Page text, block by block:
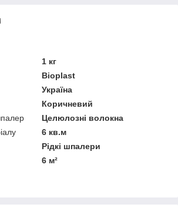
1 кг
Bioplast
Україна
Коричневий
Целюлозні волокна
6 кв.м
Рідкі шпалери
6 м²